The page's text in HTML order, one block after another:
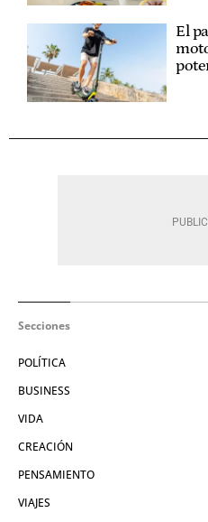
El
Secciones
POLÍTICA
BUSINESS
VIDA
CREACIÓN
PENSAMIENTO
VIAJES